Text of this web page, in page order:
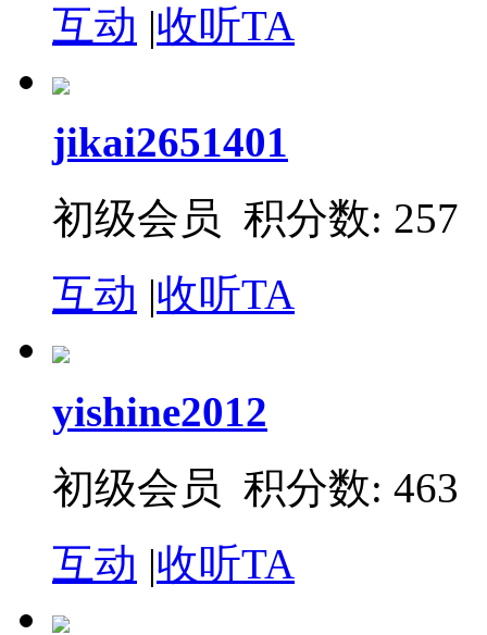
互动 |收听TA
jikai2651401
初级会员 积分数: 257
互动 |收听TA
yishine2012
初级会员 积分数: 463
互动 |收听TA